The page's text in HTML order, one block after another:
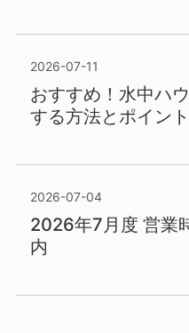
2026-07-11
おすすめ！水中ハ
する方法とポイント
2026-07-04
2026年7月度 営業
内